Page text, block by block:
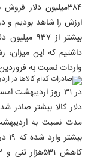
بیشتر از
واردات نسبت به